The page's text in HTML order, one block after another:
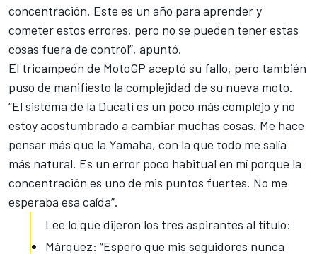
concentración. Este es un año para aprender y
cometer estos errores, pero no se pueden tener estas
cosas fuera de control”, apuntó.
El tricampeón de MotoGP aceptó su fallo, pero también
puso de manifiesto la complejidad de su nueva moto.
“El sistema de la Ducati es un poco más complejo y no
estoy acostumbrado a cambiar muchas cosas. Me hace
pensar más que la Yamaha, con la que todo me salía
más natural. Es un error poco habitual en mí porque la
concentración es uno de mis puntos fuertes. No me
esperaba esa caída”.
Lee lo que dijeron los tres aspirantes al título:
Márquez: “Espero que mis seguidores nunca